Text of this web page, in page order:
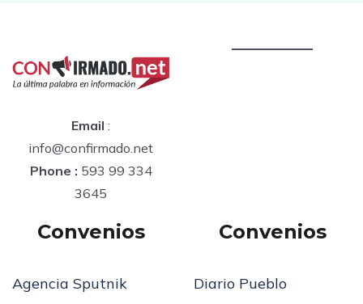
Email :
info@confirmado.net
Phone : 593 99 334
3645
Convenios
Agencia Sputnik
Convenios
Diario Pueblo